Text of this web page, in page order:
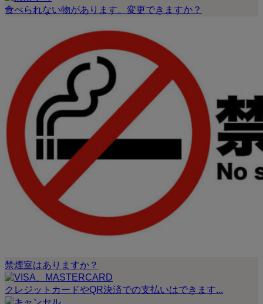
食べられない物があります。変更できますか？
禁煙室はありますか？
クレジットカードやQR決済での支払いはできます...